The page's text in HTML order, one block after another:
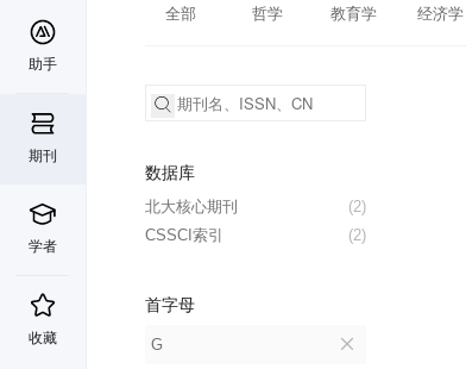
助手
期刊
学者
收藏
全部 哲学 教育学 经济学
数据库
(2)
北大核心期刊
(2)
CSSCI索引
首字母
G